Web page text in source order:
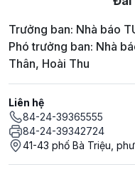
Trưởng ban: Nhà báo
Phó trưởng ban: Nhà
Thân, Hoài Thu
Liên hệ
84-24-39365555
84-24-39342724
41-43 phố Bà Triệu,